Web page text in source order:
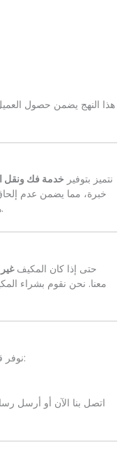
هذا النهج يضمن حصول
نتميز بتوفير خدمة فك ونقل
خبرة، مما يضمن عدم
هذه الخدمة مجانية بالكامل ضمن عملية الشراء.
حتى إذا كان المكيف
معنا. نحن نقوم بشراء
نوفر قناة تواصل مباشرة وسريعة لتسهيل عملية البيع:
اتصل بنا الآن أو أرسل